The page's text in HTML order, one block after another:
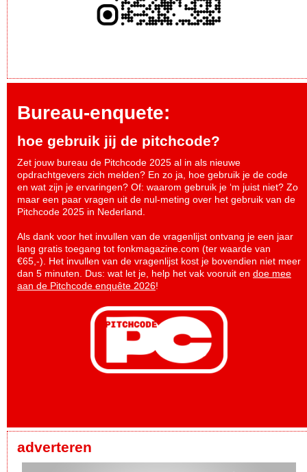
Bureau-enquete:
hoe gebruik jij de pitchcode?
Zet jouw bureau de Pitchcode 2025 al in als nieuwe
opdrachtgevers zich melden? En zo ja, hoe gebruik je de code
en wat zijn je ervaringen? Of: waarom gebruik je ‘m juist niet? Zo
maar een paar vragen uit de nul-meting over het gebruik van de
Pitchcode 2025 in Nederland.
Als dank voor het invullen van de vragenlijst ontvang je een jaar
lang gratis toegang tot fonkmagazine.com (ter waarde van
€65,-). Het invullen van de vragenlijst kost je bovendien niet meer
dan 5 minuten. Dus: wat let je, help het vak vooruit en doe mee
aan de Pitchcode enquête 2026!
adverteren